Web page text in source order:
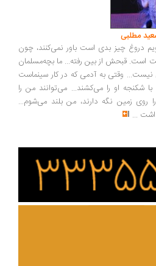
چیز بدی است باور نمی‌کنند، چون
از بین رفته... ما بچه‌مسلمان
وقتی به آدمی که در کار سینماست
او را می‌کشند... می‌توانند من را
نگه دارند، من بلند می‌شوم...